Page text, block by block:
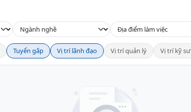
Tuyển gấp Vị trí lãnh đạo Vị trí quản lý Vị trí kỹ sư